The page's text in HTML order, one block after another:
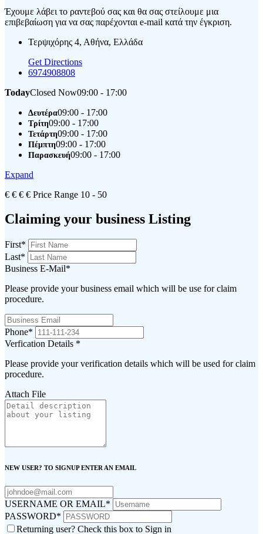
Έχουμε λάβει το ραντεβού σας και θα σας στείλουμε μια
επιβεβαίωση για να σας παρέχονται e-mail κατά την έγκριση.
Τερψιχόρης 4, Αθήνα, Ελλάδα
Get Directions
6974908808
TodayClosed Now09:00 - 17:00
Δευτέρα09:00 - 17:00
Τρίτη09:00 - 17:00
Τετάρτη09:00 - 17:00
Πέμπτη09:00 - 17:00
Παρασκευή09:00 - 17:00
Expand
€ € € € Price Range 10 - 50
Claiming your business Listing
First*
Last*
Business E-Mail*
Please provide your business email which will be use for claim
procedure.
Phone*
Verfication Details *
Please provide your verification details which will be used for claim
procedure.
Attach File
NEW USER? TO SIGNUP ENTER AN EMAIL
USERNAME OR EMAIL*
PASSWORD*
Returning user? Check this box to Sign in